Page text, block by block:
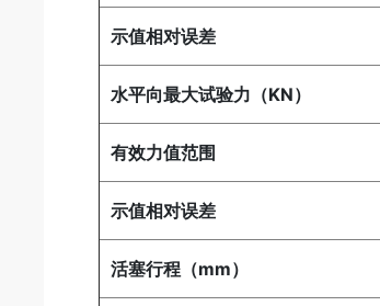
示值相对误差
水平向最大试验力（KN）
有效力值范围
示值相对误差
活塞行程（mm）